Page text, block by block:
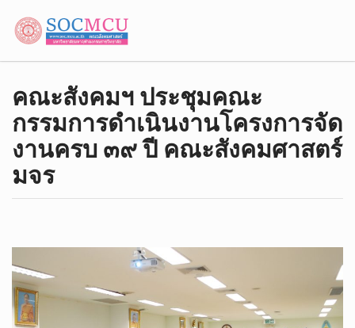
คณะสังคม​ฯ​ ประชุม​คณะ
กรรมการดำเนินงานโครงการจัด
งานครบ ๓๙ ปี คณะสังคมศาสตร์​
มจร​